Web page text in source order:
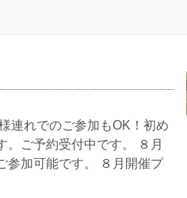
連れでのご参加もOK！初め
。ご予約受付中です。 ８月
参加可能です。 ８月開催プ